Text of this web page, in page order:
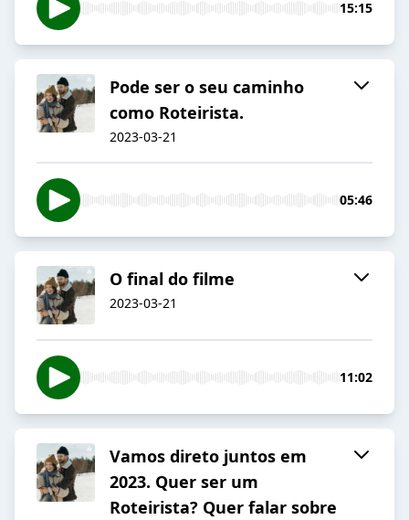
15:15
Pode ser o seu caminho
como Roteirista.
2023-03-21
05:46
O final do filme
2023-03-21
11:02
Vamos direto juntos em
2023. Quer ser um
Roteirista? Quer falar sobre